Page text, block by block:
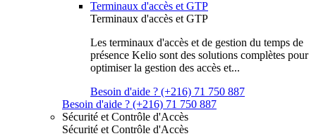
Terminaux d'accès et GTP
Terminaux d'accès et GTP
Les terminaux d'accès et de gestion du temps de
présence Kelio sont des solutions complètes pour
optimiser la gestion des accès et...
Besoin d'aide ? (+216) 71 750 887
Besoin d'aide ? (+216) 71 750 887
Sécurité et Contrôle d'Accès
Sécurité et Contrôle d'Accès